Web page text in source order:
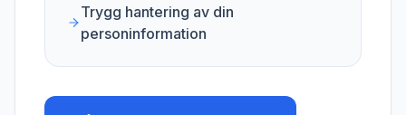
Trygg hantering av din
personinformation